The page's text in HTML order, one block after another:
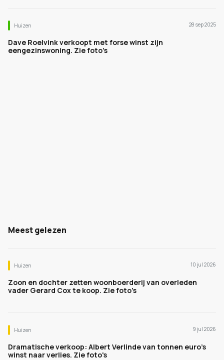
Huizen 28 sep 2025
Dave Roelvink verkoopt met forse winst zijn
eengezinswoning. Zie foto’s
Meest gelezen
Huizen 10 jul 2026
Zoon en dochter zetten woonboerderij van overleden
vader Gerard Cox te koop. Zie foto's
Huizen 9 jul 2026
Dramatische verkoop: Albert Verlinde van tonnen euro's
winst naar verlies. Zie foto's